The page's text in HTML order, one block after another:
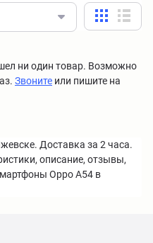
ни один товар. Возможно
Звоните или пишите на
Доставка за 2 часа.
описание, отзывы,
Oppo A54 в